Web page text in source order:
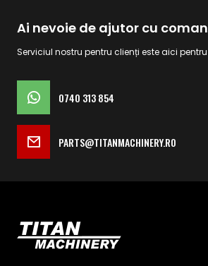
Ai nevoie de ajutor cu
Serviciul nostru pentru clienți este aici
0740 313 854
PARTS@TITANMACHINERY.RO